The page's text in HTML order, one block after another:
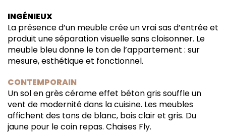
INGÉNIEUX
La présence d’un meuble crée un vrai sas d’entrée et
produit une séparation visuelle sans cloisonner. Le
meuble bleu donne le ton de l’appartement : sur
mesure, esthétique et fonctionnel.
CONTEMPORAIN
Un sol en grès cérame effet béton gris souffle un
vent de modernité dans la cuisine. Les meubles
affichent des tons de blanc, bois clair et gris. Du
jaune pour le coin repas. Chaises Fly.